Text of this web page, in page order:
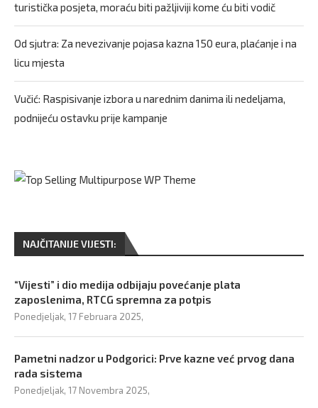
turistička posjeta, moraću biti pažljiviji kome ću biti vodič
Od sjutra: Za nevezivanje pojasa kazna 150 eura, plaćanje i na
licu mjesta
Vučić: Raspisivanje izbora u narednim danima ili nedeljama,
podnijeću ostavku prije kampanje
NAJČITANIJE VIJESTI:
“Vijesti” i dio medija odbijaju povećanje plata
zaposlenima, RTCG spremna za potpis
Ponedjeljak, 17 Februara 2025,
Pametni nadzor u Podgorici: Prve kazne već prvog dana
rada sistema
Ponedjeljak, 17 Novembra 2025,